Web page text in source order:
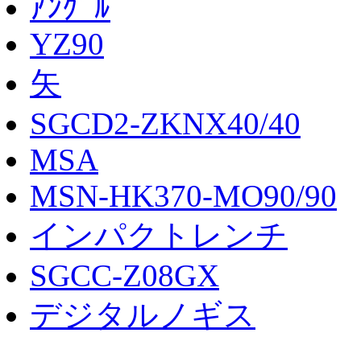
ｱﾝｸﾞﾙ
YZ90
矢
SGCD2-ZKNX40/40
MSA
MSN-HK370-MO90/90
インパクトレンチ
SGCC-Z08GX
デジタルノギス